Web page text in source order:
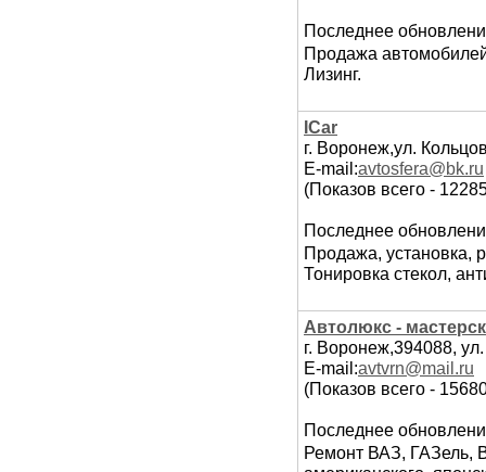
Последнее
Продажа
Лизинг.
ICar
г. Воронеж,ул.
E-mail:avtosfera@bk.ru
(Показов всего -
Последнее
Продажа, установка,
Тонировка стекол,
Автолюкс -
г. Воронеж,394088,
E-mail:avtvrn@mail.ru
(Показов всего -
Последнее
Ремонт ВАЗ, ГАЗель,